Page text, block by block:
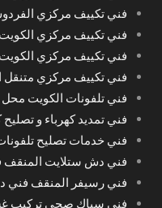
فني تكييف مركزي
فني تكييف مركزي الكويت 62224041
فني تكييف مركزي الكويت98025055
فني تكييف مركزي متنقل
فني تلفونات الكويت محل
فني تمديد كهرباء و تصليح
فني خدمات تصليح
فني دش ستلايت المنقف
فني رسيفر المنقف فني
فني سباك صحي تركيب